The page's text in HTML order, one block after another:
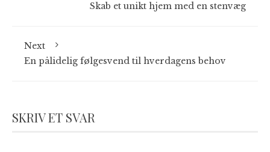
Skab et unikt hjem med en stenvæg
Next
En pålidelig følgesvend til hverdagens behov
SKRIV ET SVAR